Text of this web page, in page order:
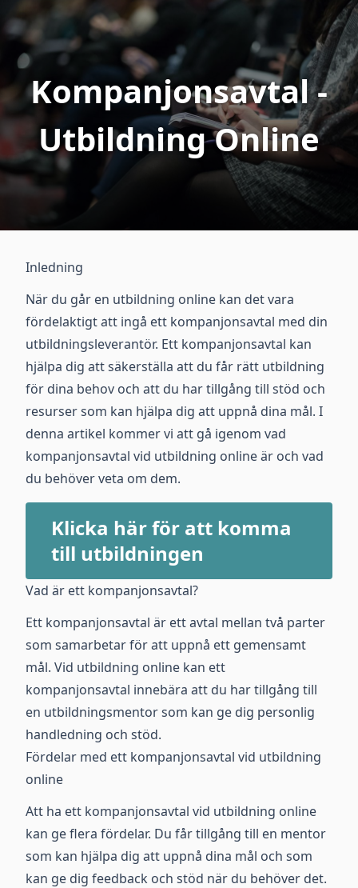
Kompanjonsavtal -
Utbildning Online
Inledning
När du går en utbildning online kan det vara
fördelaktigt att ingå ett kompanjonsavtal med din
utbildningsleverantör. Ett kompanjonsavtal kan
hjälpa dig att säkerställa att du får rätt utbildning
för dina behov och att du har tillgång till stöd och
resurser som kan hjälpa dig att uppnå dina mål. I
denna artikel kommer vi att gå igenom vad
kompanjonsavtal vid utbildning online är och vad
du behöver veta om dem.
Klicka här för att komma
till utbildningen
Vad är ett kompanjonsavtal?
Ett kompanjonsavtal är ett avtal mellan två parter
som samarbetar för att uppnå ett gemensamt
mål. Vid utbildning online kan ett
kompanjonsavtal innebära att du har tillgång till
en utbildningsmentor som kan ge dig personlig
handledning och stöd.
Fördelar med ett kompanjonsavtal vid utbildning
online
Att ha ett kompanjonsavtal vid utbildning online
kan ge flera fördelar. Du får tillgång till en mentor
som kan hjälpa dig att uppnå dina mål och som
kan ge dig feedback och stöd när du behöver det.